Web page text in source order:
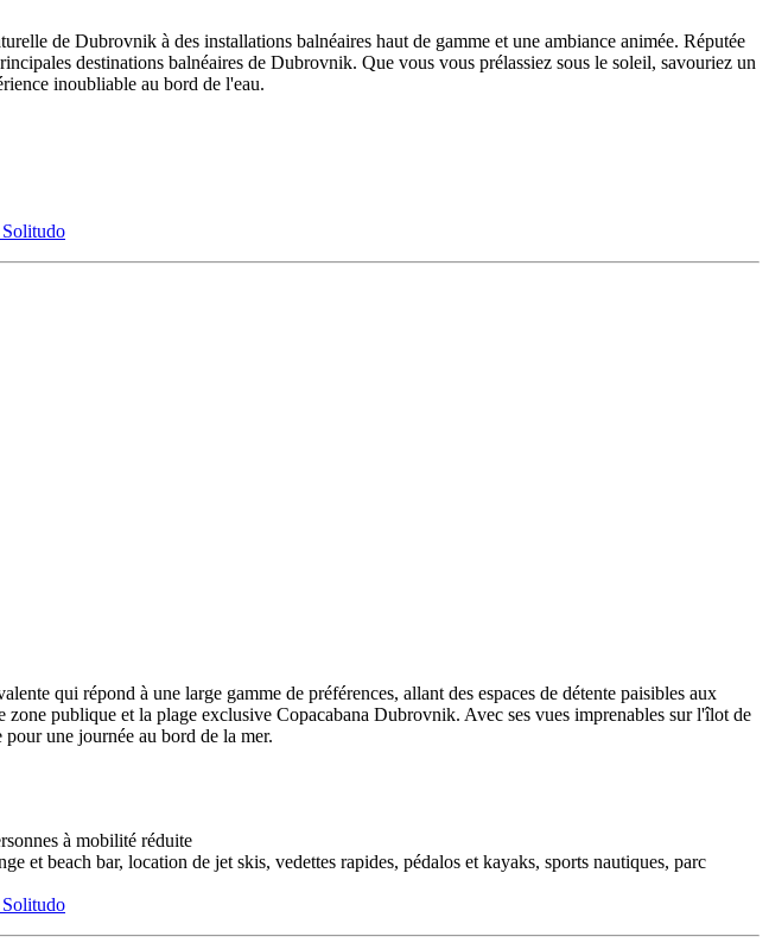
de Dubrovnik à des installations balnéaires haut de gamme et une ambiance animée. Réputée
destinations balnéaires de Dubrovnik. Que vous vous prélassiez sous le soleil, savouriez un
inoubliable au bord de l'eau.
qui répond à une large gamme de préférences, allant des espaces de détente paisibles aux
publique et la plage exclusive Copacabana Dubrovnik. Avec ses vues imprenables sur l'îlot de
une journée au bord de la mer.
à mobilité réduite
et beach bar, location de jet skis, vedettes rapides, pédalos et kayaks, sports nautiques, parc